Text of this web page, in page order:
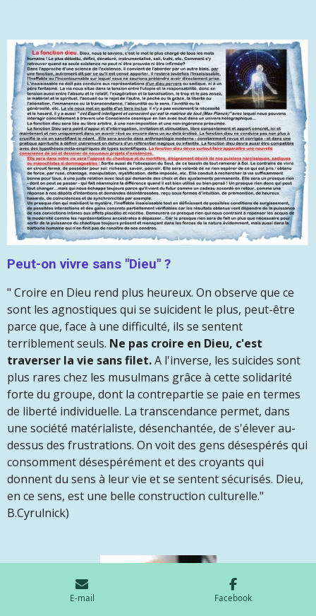
Peut-on vivre sans "Dieu" ?
" Croire en Dieu rend plus heureux. On observe que ce
sont les agnostiques qui se suicident le plus, peut-être
parce que, face à une difficulté, ils se sentent
terriblement seuls. Ne pas croire en Dieu, c'est
traverser la vie sans filet.A l'inverse, les suicides sont
plus rares chez les musulmans grâce à cette solidarité
forte du groupe, dont la contrepartie se paie en termes
de liberté individuelle. La transcendance permet, dans
une société matérialiste, désenchantée, de s'élever au-
dessus des frustrations. On voit des gens désespérés qui
consomment désespérément et des croyants qui
donnent du sens à leur vie et se sentent sécurisés. Dieu,
en ce sens, est une belle construction culturelle."
B.Cyrulnick)
E-mail Facebook